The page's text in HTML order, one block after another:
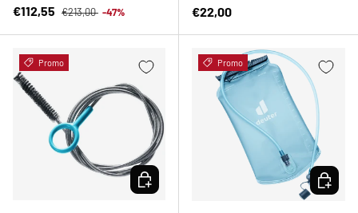
Verkaufspreis
€112,55 Normaler Preis
€213,00 -47%
Normaler Preis
€22,00
Promo
OPTIONEN AUSWÄHLEN
Promo